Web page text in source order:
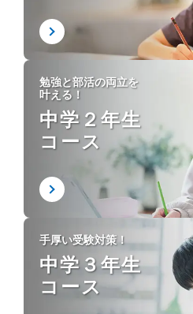
勉強と部活の両立を
叶える！
中学２年生
コース
手厚い受験対策！
中学３年生
コース